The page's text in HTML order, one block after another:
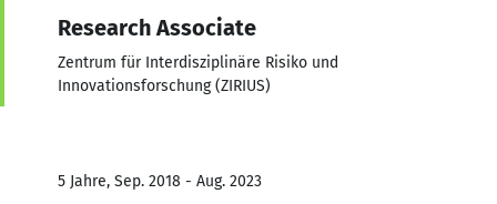
Research Associate
Zentrum für Interdisziplinäre Risiko und
Innovationsforschung (ZIRIUS)
5 Jahre, Sep. 2018 - Aug. 2023